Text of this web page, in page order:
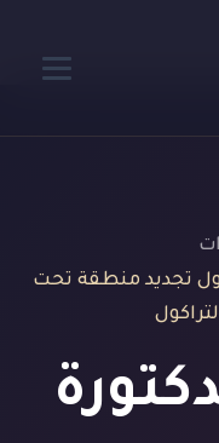
تجديد منطقة تحت